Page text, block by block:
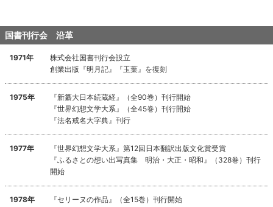
国書刊行会 沿革
1971年
株式会社国書刊行会設立
創業出版『明月記』『玉葉』を復刻
1975年
『新纂大日本続蔵経』（全90巻）刊行開始
『世界幻想文学大系』（全45巻）刊行開始
『法名戒名大字典』刊行
1977年
『世界幻想文学大系』第12回日本翻訳出版文化賞受賞
『ふるさとの想い出写真集 明治・大正・昭和』（328巻）刊行
開始
1978年 『セリーヌの作品』（全15巻）刊行開始